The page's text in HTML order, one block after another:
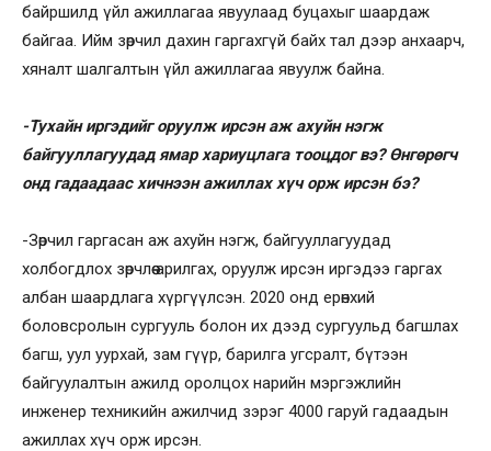
байршилд үйл ажиллагаа явуулаад буцахыг шаардаж
байгаа. Ийм зөрчил дахин гаргахгүй байх тал дээр анхаарч,
хяналт шалгалтын үйл ажиллагаа явуулж байна.
-Тухайн иргэдийг оруулж ирсэн аж ахуйн нэгж
байгууллагуудад ямар хариуцлага тооцдог вэ? Өнгөрөгч
онд гадаадаас хичнээн ажиллах хүч орж ирсэн бэ?
-Зөрчил гаргасан аж ахуйн нэгж, байгууллагуудад
холбогдлох зөрчлөө арилгах, оруулж ирсэн иргэдээ гаргах
албан шаардлага хүргүүлсэн. 2020 онд ерөнхий
боловсролын сургууль болон их дээд сургуульд багшлах
багш, уул уурхай, зам гүүр, барилга угсралт, бүтээн
байгуулалтын ажилд оролцох нарийн мэргэжлийн
инженер техникийн ажилчид зэрэг 4000 гаруй гадаадын
ажиллах хүч орж ирсэн.